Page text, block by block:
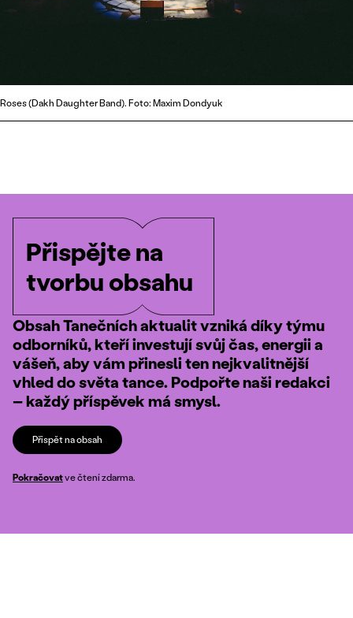
Roses (Dakh Daughter Band). Foto: Maxim Dondyuk
Přispějte na
tvorbu obsahu
Obsah Tanečních aktualit vzniká díky týmu
odborníků, kteří investují svůj čas, energii a
vášeň, aby vám přinesli ten nejkvalitnější
vhled do světa tance. Podpořte naši redakci
– každý příspěvek má smysl.
Přispět na obsah
Pokračovatve čtení zdarma.